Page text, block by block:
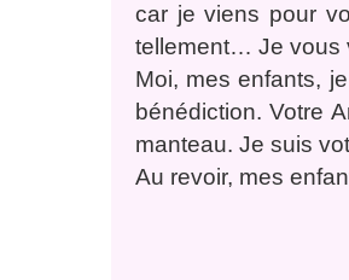
car je viens pour
tellement… Je vous
Moi, mes enfants,
bénédiction. Votre
manteau. Je suis
Au revoir, mes